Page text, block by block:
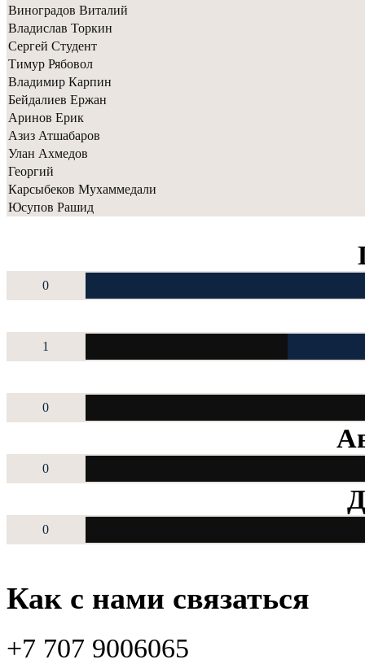
Виноградов Виталий
Владислав Торкин
Сергей Студент
Тимур Рябовол
Владимир Карпин
Бейдалиев Ержан
Аринов Ерик
Азиз Атшабаров
Улан Ахмедов
Георгий
Карсыбеков Мухаммедали
Юсупов Рашид
0
1
0
0
0
Как с нами связаться
+7 707 9006065